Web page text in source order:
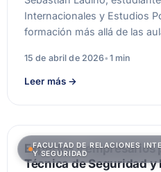
Internacionales y Estudios
formación más allá de las
15 de abril de 2026• 1 min
Leer más →
FACULTAD DE RELACIONES
Y SEGURIDAD
Expertos y
Técnica de Seguridad y